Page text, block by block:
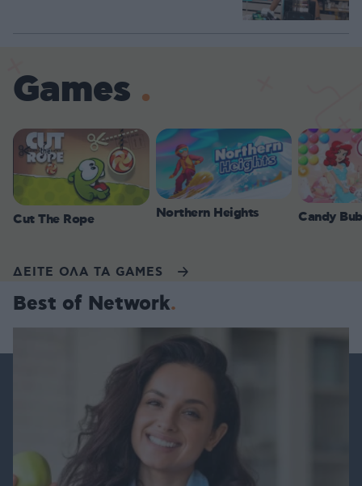
Games
Cut The Rope Northern Heights Candy
ΔΕΙΤΕ ΟΛΑ ΤΑ GAMES
Best of Network